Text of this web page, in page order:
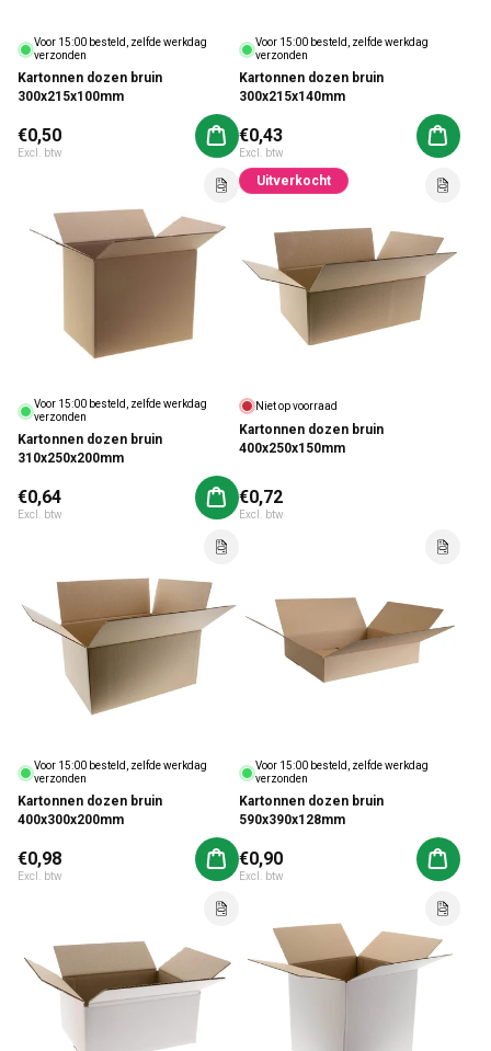
Voor 15:00 besteld, zelfde werkdag
verzonden
Kartonnen dozen bruin
300x215x100mm
Normale prijs
€0,50
Excl. btw
Aan winkelwagen toevoegen
Voor 15:00 besteld, zelfde werkdag
verzonden
Kartonnen dozen bruin
300x215x140mm
Normale prijs
€0,43
Excl. btw
Aan
Voor 15:00 besteld, zelfde werkdag
verzonden
Kartonnen dozen bruin
310x250x200mm
Normale prijs
€0,64
Excl. btw
Aan winkelwagen toevoegen
Uitverkocht
Niet op voorraad
Kartonnen dozen bruin
400x250x150mm
Normale prijs
€0,72
Excl. btw
Voor 15:00 besteld, zelfde werkdag
verzonden
Kartonnen dozen bruin
400x300x200mm
Normale prijs
€0,98
Excl. btw
Aan winkelwagen toevoegen
Voor 15:00 besteld, zelfde werkdag
verzonden
Kartonnen dozen bruin
590x390x128mm
Normale prijs
€0,90
Excl. btw
Aan